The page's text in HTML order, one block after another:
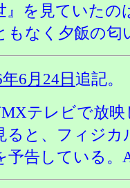
』を見ていたの
もなく夕飯の匂
6月24日追記。
テレビで放
ると、フィジ
予告している